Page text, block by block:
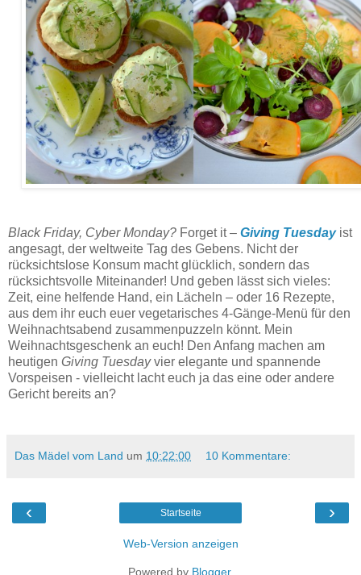
Black Friday, Cyber Monday? Forget it – Giving Tuesdayist
angesagt, der weltweite Tag des Gebens. Nicht der
rücksichtslose Konsum macht glücklich, sondern das
rücksichtsvolle Miteinander! Und geben lässt sich vieles:
Zeit, eine helfende Hand, ein Lächeln – oder 16 Rezepte,
aus dem ihr euch euer vegetarisches 4-Gänge-Menü für den
Weihnachtsabend zusammenpuzzeln könnt. Mein
Weihnachtsgeschenk an euch! Den Anfang machen am
heutigen Giving Tuesdayvier elegante und spannende
Vorspeisen - vielleicht lacht euch ja das eine oder andere
Gericht bereits an?
Das Mädel vom Land um 10:22:00 10 Kommentare:
‹ ›
Startseite
Web-Version anzeigen
Powered by Blogger.